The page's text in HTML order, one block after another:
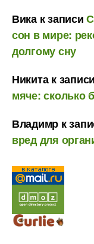
Викак записи
сон в мире:
долгому сну
Никитак записи
мяче: сколько
Владимр к
вред для